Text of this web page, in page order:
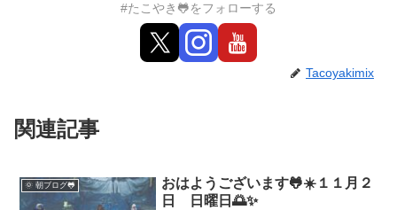
#たこやき🐸をフォローする
Tacoyakimix
関連記事
🌞 朝ブログ🐸
おはようございます🐸☀️１１月２
日 日曜日🌅✨